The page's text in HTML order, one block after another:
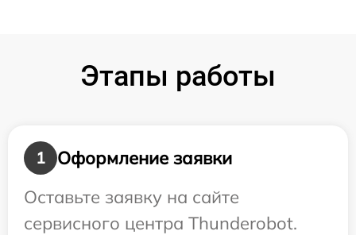
Этапы работы
1
Оформление заявки
Оставьте заявку на сайте
сервисного центра Thunderobot.